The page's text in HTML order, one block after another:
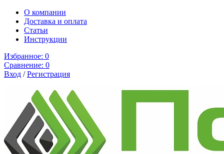
О компании
Доставка и оплата
Cтатьи
Инструкции
Избранное: 0
Сравнение: 0
Вход /Регистрация